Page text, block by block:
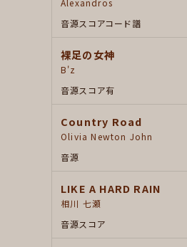
Alexandros
音源スコアコード譜
裸足の女神
B'z
音源スコア有
Country Road
Olivia Newton John
音源
LIKE A HARD RAIN
相川 七瀬
音源スコア